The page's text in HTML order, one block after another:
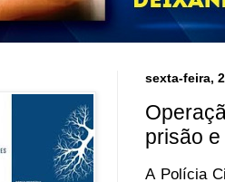
sexta-feira,
prisão
A Polícia